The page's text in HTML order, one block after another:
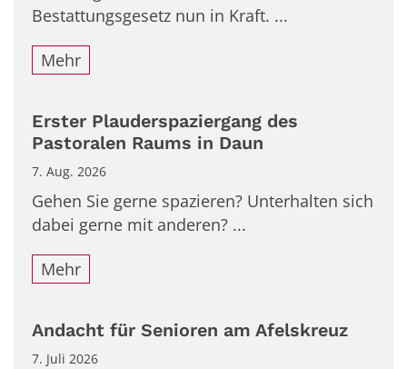
Bestattungsgesetz nun in Kraft. ...
Mehr
Erster Plauderspaziergang des
Pastoralen Raums in Daun
7. Aug. 2026
Gehen Sie gerne spazieren? Unterhalten sich
dabei gerne mit anderen? ...
Mehr
Andacht für Senioren am Afelskreuz
7. Juli 2026